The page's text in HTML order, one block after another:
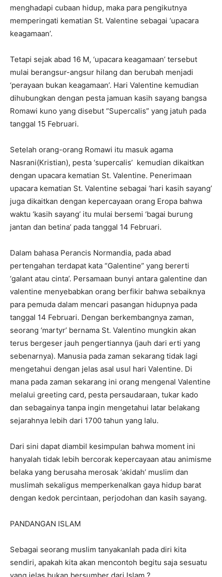
menghadapi cubaan hidup, maka para pengikutnya
memperingati kematian St. Valentine sebagai ‘upacara
keagamaan’.
Tetapi sejak abad 16 M, ‘upacara keagamaan’ tersebut
mulai berangsur-angsur hilang dan berubah menjadi
‘perayaan bukan keagamaan’. Hari Valentine kemudian
dihubungkan dengan pesta jamuan kasih sayang bangsa
Romawi kuno yang disebut “Supercalis” yang jatuh pada
tanggal 15 Februari.
Setelah orang-orang Romawi itu masuk agama
Nasrani(Kristian), pesta ‘supercalis’ kemudian dikaitkan
dengan upacara kematian St. Valentine. Penerimaan
upacara kematian St. Valentine sebagai ‘hari kasih sayang’
juga dikaitkan dengan kepercayaan orang Eropa bahwa
waktu ‘kasih sayang’ itu mulai bersemi ‘bagai burung
jantan dan betina’ pada tanggal 14 Februari.
Dalam bahasa Perancis Normandia, pada abad
pertengahan terdapat kata “Galentine” yang bererti
‘galant atau cinta’. Persamaan bunyi antara galentine dan
valentine menyebabkan orang berfikir bahwa sebaiknya
para pemuda dalam mencari pasangan hidupnya pada
tanggal 14 Februari. Dengan berkembangnya zaman,
seorang ‘martyr’ bernama St. Valentino mungkin akan
terus bergeser jauh pengertiannya (jauh dari erti yang
sebenarnya). Manusia pada zaman sekarang tidak lagi
mengetahui dengan jelas asal usul hari Valentine. Di
mana pada zaman sekarang ini orang mengenal Valentine
melalui greeting card, pesta persaudaraan, tukar kado
dan sebagainya tanpa ingin mengetahui latar belakang
sejarahnya lebih dari 1700 tahun yang lalu.
Dari sini dapat diambil kesimpulan bahwa moment ini
hanyalah tidak lebih bercorak kepercayaan atau animisme
belaka yang berusaha merosak ‘akidah’ muslim dan
muslimah sekaligus memperkenalkan gaya hidup barat
dengan kedok percintaan, perjodohan dan kasih sayang.
PANDANGAN ISLAM
Sebagai seorang muslim tanyakanlah pada diri kita
sendiri, apakah kita akan mencontoh begitu saja sesuatu